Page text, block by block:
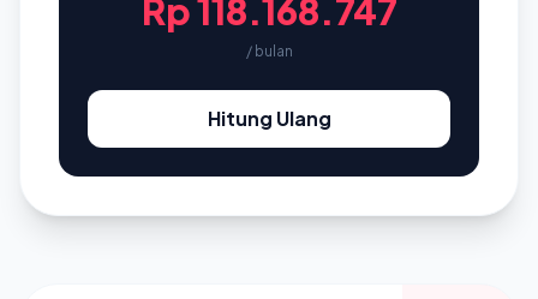
Rp 118.168.747
/ bulan
Hitung Ulang